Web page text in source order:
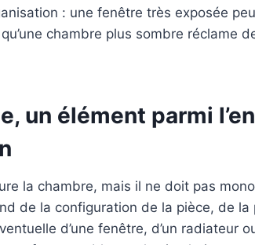
: une fenêtre très exposée
chambre plus sombre réclame
un élément parmi
la chambre, mais il ne doit pas
de la configuration de la pièce, de
d’une fenêtre, d’un radiateur